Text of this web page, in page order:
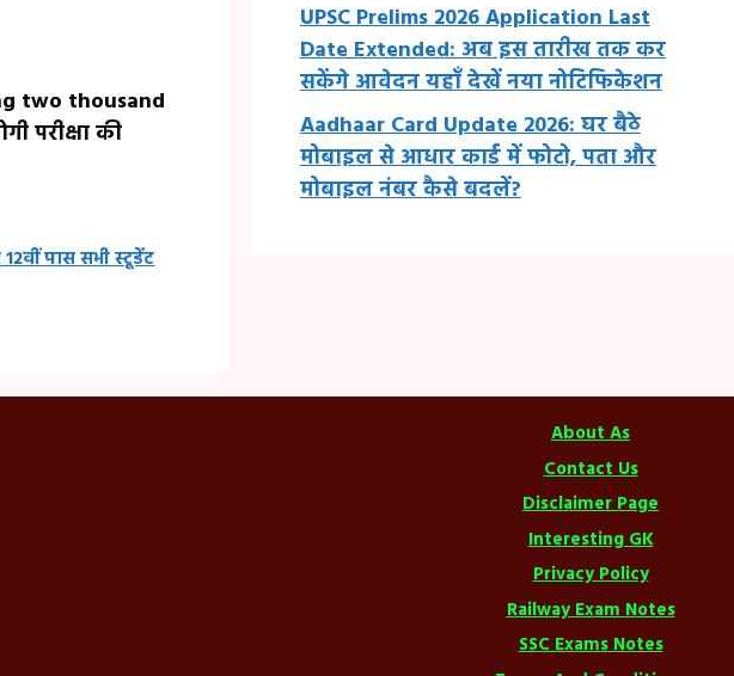
two thousand
परीक्षा की
पास सभी स्टूडेंट
UPSC Prelims 2026 Application Last
Date Extended: अब इस तारीख तक कर
सकेंगे आवेदन यहाँ देखें नया नोटिफिकेशन
Aadhaar Card Update 2026: घर बैठे
मोबाइल से आधार कार्ड में फोटो, पता और
मोबाइल नंबर कैसे बदलें?
About As
Contact Us
Disclaimer Page
Interesting GK
Privacy Policy
Railway Exam Notes
SSC Exams Notes